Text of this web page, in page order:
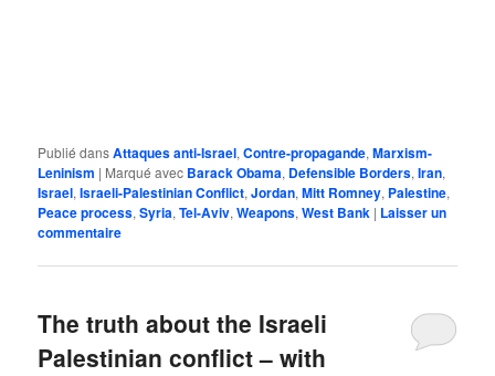
Publié dansAttaques anti-Israel,Contre-propagande,Marxism-
Leninism | Marqué avec Barack Obama, Defensible Borders,Iran,
Israel,Israeli-Palestinian Conflict,Jordan,Mitt Romney, Palestine,
Peace process,Syria,Tel-Aviv,Weapons,West Bank | Laisser un
commentaire
The truth about the Israeli
Palestinian conflict – with